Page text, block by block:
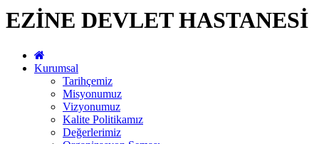
EZİNE DEVLET HASTANESİ
Kurumsal
Tarihçemiz
Misyonumuz
Vizyonumuz
Kalite Politikamız
Değerlerimiz